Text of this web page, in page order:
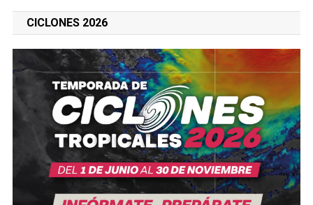
CICLONES 2026